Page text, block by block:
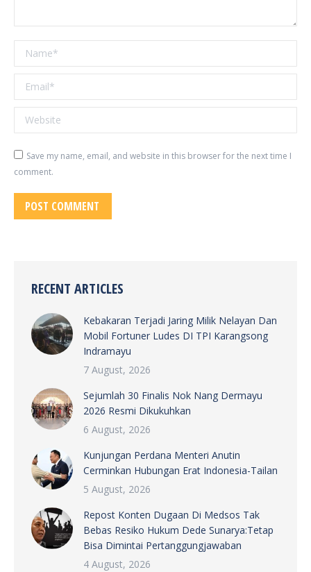
Name *
Email *
Website
Save my name, email, and website in this browser for the next time I
comment.
POST COMMENT
RECENT ARTICLES
Kebakaran Terjadi Jaring Milik Nelayan Dan
Mobil Fortuner Ludes DI TPI Karangsong
Indramayu
7 August, 2026
Sejumlah 30 Finalis Nok Nang Dermayu
2026 Resmi Dikukuhkan
6 August, 2026
Kunjungan Perdana Menteri Anutin
Cerminkan Hubungan Erat Indonesia-Tailan
5 August, 2026
Repost Konten Dugaan Di Medsos Tak
Bebas Resiko Hukum Dede Sunarya:Tetap
Bisa Dimintai Pertanggungjawaban
4 August, 2026